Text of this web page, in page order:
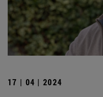
17 | 04 | 2024